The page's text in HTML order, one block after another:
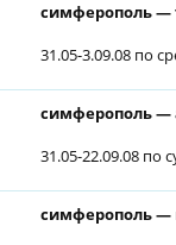
симферополь —
31.05-3.09.08 по
симферополь —
31.05-22.09.08 по
симферополь —